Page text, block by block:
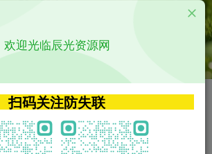
APP源码
火
影视源码
影视源码
欢迎光临辰光资源网
扫码关注防失联